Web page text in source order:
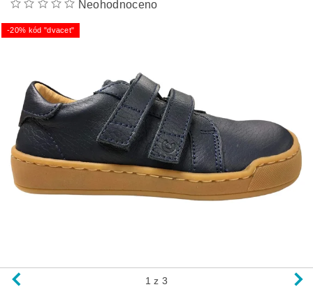
Neohodnoceno
-20% kód "dvacet"
1 z 3